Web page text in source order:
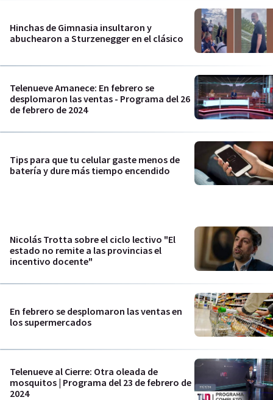
Hinchas de Gimnasia insultaron y
abuchearon a Sturzenegger en el clásico
Telenueve Amanece: En febrero se
desplomaron las ventas - Programa del 26
de febrero de 2024
Tips para que tu celular gaste menos de
batería y dure más tiempo encendido
Nicolás Trotta sobre el ciclo lectivo "El
estado no remite a las provincias el
incentivo docente"
En febrero se desplomaron las ventas en
los supermercados
Telenueve al Cierre: Otra oleada de
mosquitos | Programa del 23 de febrero de
2024